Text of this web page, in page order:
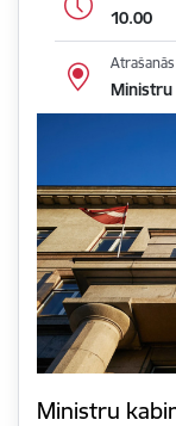
10.00
Ministru
Ministru